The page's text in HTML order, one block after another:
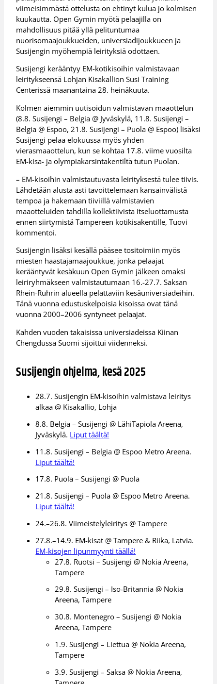
viimeisimmästä ottelusta on ehtinyt kulua jo kolmisen
kuukautta. Open Gymin myötä pelaajilla on
mahdollisuus pitää yllä pelituntumaa
nuorisomaajoukkueiden, universiadijoukkueen ja
Susijengin myöhempiä leirityksiä odottaen.
Susijengi kerääntyy EM-kotikisoihin valmistavaan
leiritykseensä Lohjan Kisakallion Susi Training
Centerissä maanantaina 28. heinäkuuta.
Kolmen aiemmin uutisoidun valmistavan maaottelun
(8.8. Susijengi – Belgia @ Jyväskylä, 11.8. Susijengi –
Belgia @ Espoo, 21.8. Susijengi – Puola @ Espoo) lisäksi
Susijengi pelaa elokuussa myös yhden
vierasmaaottelun, kun se kohtaa 17.8. viime vuosilta
EM-kisa- ja olympiakarsintakentiltä tutun Puolan.
– EM-kisoihin valmistautuvasta leirityksestä tulee tiivis.
Lähdetään alusta asti tavoittelemaan kansainvälistä
tempoa ja hakemaan tiiviillä valmistavien
maaotteluiden tahdilla kollektiivista itseluottamusta
ennen siirtymistä Tampereen kotikisakentille, Tuovi
kommentoi.
Susijengin lisäksi kesällä pääsee tositoimiin myös
miesten haastajamaajoukkue, jonka pelaajat
kerääntyvät kesäkuun Open Gymin jälkeen omaksi
leiriryhmäkseen valmistautumaan 16.-27.7. Saksan
Rhein-Ruhrin alueella pelattaviin kesäuniversiadeihin.
Tänä vuonna edustuskelpoisia kisoissa ovat tänä
vuonna 2000–2006 syntyneet pelaajat.
Kahden vuoden takaisissa universiadeissa Kiinan
Chengdussa Suomi sijoittui viidenneksi.
Susijengin ohjelma, kesä 2025
28.7. Susijengin EM-kisoihin valmistava leiritys
alkaa @ Kisakallio, Lohja
8.8. Belgia – Susijengi @ LähiTapiola Areena,
Jyväskylä. Liput täältä!
11.8. Susijengi – Belgia @ Espoo Metro Areena.
Liput täältä!
17.8. Puola – Susijengi @ Puola
21.8. Susijengi – Puola @ Espoo Metro Areena.
Liput täältä!
24.–26.8. Viimeistelyleiritys @ Tampere
27.8.–14.9. EM-kisat @ Tampere & Riika, Latvia.
EM-kisojen lipunmyynti täällä!
27.8. Ruotsi – Susijengi @ Nokia Areena,
Tampere
29.8. Susijengi – Iso-Britannia @ Nokia
Areena, Tampere
30.8. Montenegro – Susijengi @ Nokia
Areena, Tampere
1.9. Susijengi – Liettua @ Nokia Areena,
Tampere
3.9. Susijengi – Saksa @ Nokia Areena,